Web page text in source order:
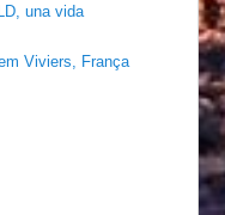
una vida
Viviers, França